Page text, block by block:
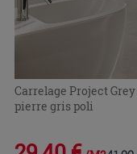
Carrelage Project
pierre gris poli